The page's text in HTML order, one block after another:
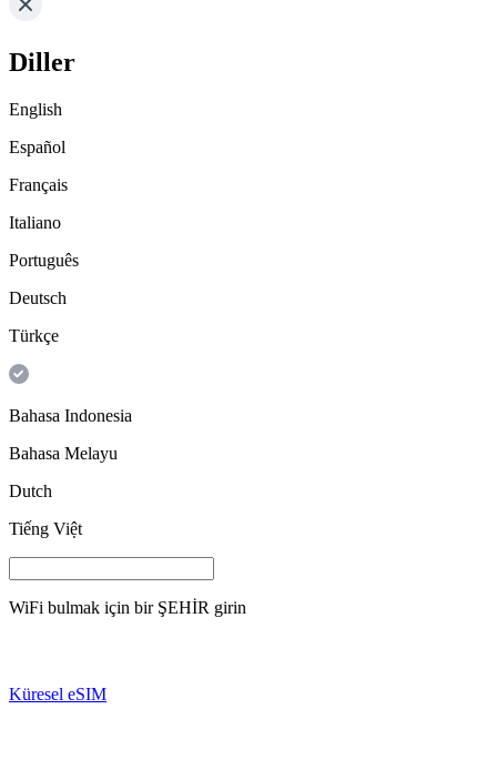
Diller
English
Español
Français
Italiano
Português
Deutsch
Türkçe
Bahasa Indonesia
Bahasa Melayu
Dutch
Tiếng Việt
WiFi bulmak için bir ŞEHİR girin
Küresel eSIM